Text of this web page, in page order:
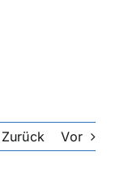
Zurück Vor